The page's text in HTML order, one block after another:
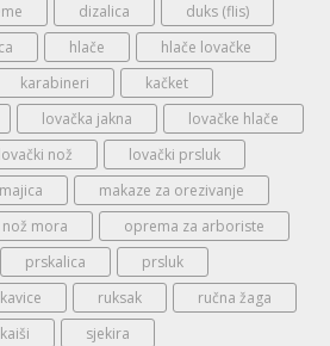
dizalica
duks (flis)
hlače
hlače lovačke
karabineri
kačket
lovačka jakna
lovačke hlače
lovački nož
lovački prsluk
majica
makaze za orezivanje
nož mora
oprema za arboriste
prskalica
prsluk
ruksak
ručna žaga
sjekira